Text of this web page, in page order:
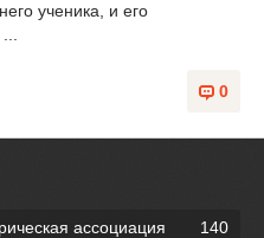
ученика, и его
0
ассоциация
140